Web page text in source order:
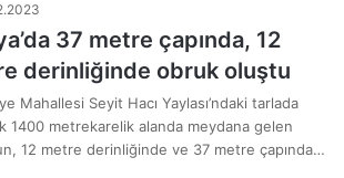
37 metre çapında, 12
derinliğinde obruk oluştu
Mahallesi Seyit Hacı Yaylası’ndaki tarlada
1400 metrekarelik alanda meydana gelen
12 metre derinliğinde ve 37 metre çapında…